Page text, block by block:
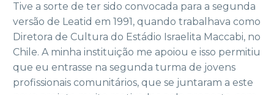
Tive a sorte de ter sido convocada para a segunda
versão de Leatid em 1991, quando trabalhava como
Diretora de Cultura do Estádio Israelita Maccabi, no
Chile. A minha instituição me apoiou e isso permitiu
que eu entrasse na segunda turma de jovens
profissionais comunitários, que se juntaram a este